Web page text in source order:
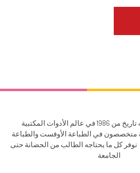
رامي سنتر… اسم له تاريخ من 1986 في عالم الأدوات المكتبية
متخصصون في الطباعة الأوفست والطباعة
نوفر كل ما يحتاجه الطالب من الحضانة حتى
الجامعة